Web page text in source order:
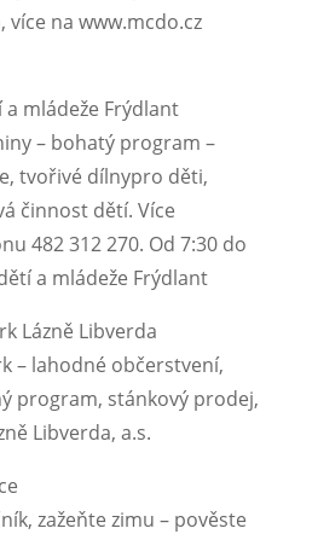
více na www.mcdo.cz
a mládeže Frýdlant
– bohatý program –
tvořivé dílnypro děti,
činnost dětí. Více
482 312 270. Od 7:30 do
a mládeže Frýdlant
Lázně Libverda
– lahodné občerstvení,
program, stánkový prodej,
Libverda, a.s.
zažeňte zimu – pověste